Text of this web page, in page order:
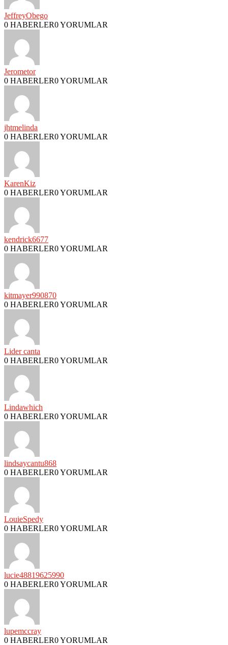
JeffreyObego
0 HABERLER0 YORUMLAR
Jerometor
0 HABERLER0 YORUMLAR
jhtmelinda
0 HABERLER0 YORUMLAR
KarenKiz
0 HABERLER0 YORUMLAR
kendrick6677
0 HABERLER0 YORUMLAR
kitmayer990870
0 HABERLER0 YORUMLAR
Lider canta
0 HABERLER0 YORUMLAR
Lindawhich
0 HABERLER0 YORUMLAR
lindsaycantu868
0 HABERLER0 YORUMLAR
LouieSpedy
0 HABERLER0 YORUMLAR
lucie48819625990
0 HABERLER0 YORUMLAR
lupemccray
0 HABERLER0 YORUMLAR